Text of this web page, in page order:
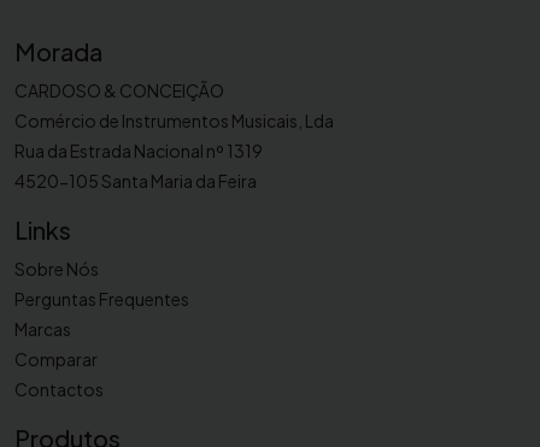
a
p
a
r
r
m
p
e
t
e
D
Morada
CARDOSO & CONCEIÇÃO
Comércio de Instrumentos Musicais, Lda
Rua da Estrada Nacional nº 1319
4520-105 Santa Maria da Feira
Links
Sobre Nós
Perguntas Frequentes
Marcas
Comparar
Contactos
Produtos